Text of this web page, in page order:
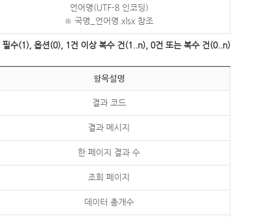
언어명(UTF-8 인코딩)
※ 국명_언어명.xlsx 참조
수(1), 옵션(0), 1건 이상 복수 건(1..n), 0건 또는 복수 건(0..n)
항목설명
결과 코드
결과 메시지
한 페이지 결과 수
조회 페이지
데이터 총개수